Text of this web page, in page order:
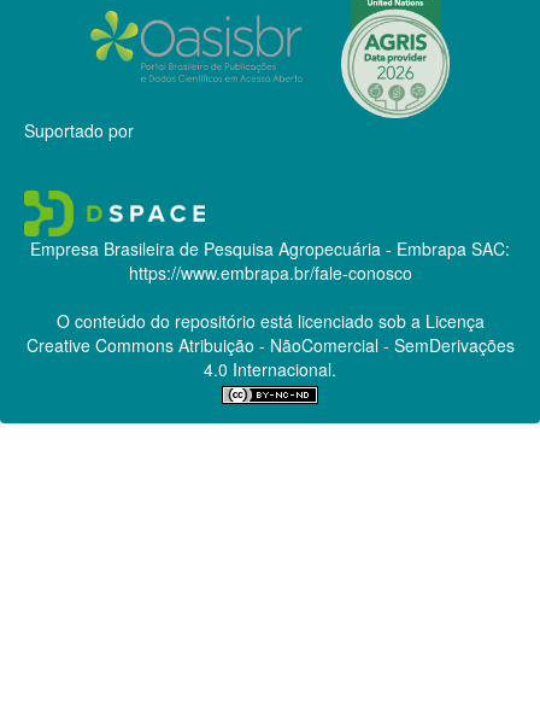
Suportado por
Empresa Brasileira de Pesquisa Agropecuária - Embrapa SAC:
https://www.embrapa.br/fale-conosco
O conteúdo do repositório está licenciado sob a Licença
Creative CommonsAtribuição - NãoComercial - SemDerivações
4.0 Internacional.